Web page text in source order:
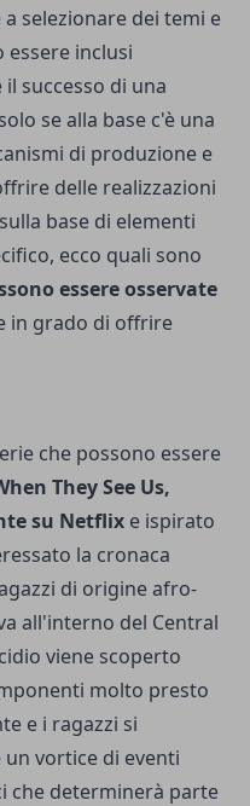
selezionare dei temi e
essere inclusi
successo di una
se alla base c'è una
di produzione e
delle realizzazioni
base di elementi
ecco quali sono
essere osservate
in grado di offrire
che possono essere
They See Us,
su Netflix e ispirato
la cronaca
di origine afro-
all'interno del Central
viene scoperto
molto presto
e i ragazzi si
vortice di eventi
che determinerà parte